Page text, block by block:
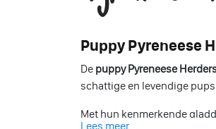
Puppy Pyreneese
De puppy Pyreneese
schattige en levendige
Met hun kenmerkende
Lees meer